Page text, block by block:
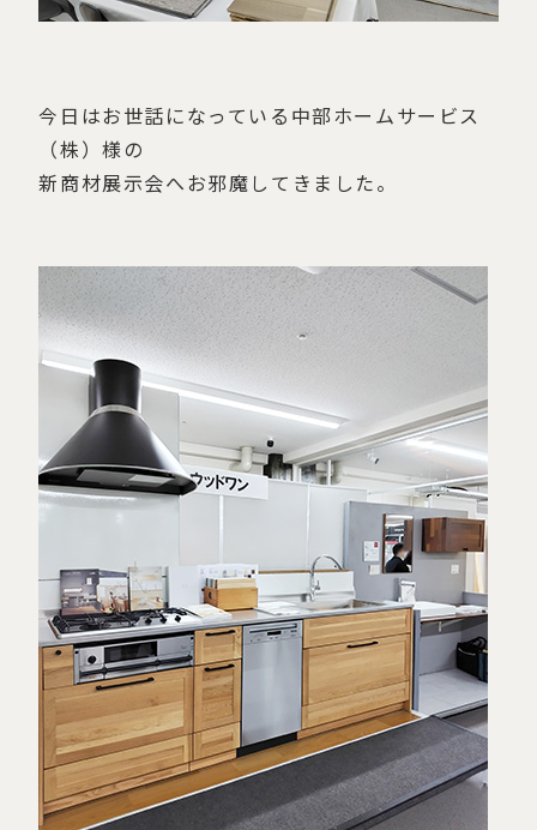
今日はお世話になっている中部ホームサービス
（株）様の
新商材展示会へお邪魔してきました。